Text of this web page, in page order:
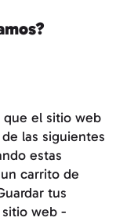
que el sitio web
las siguientes
estas
carrito de
tus
web -